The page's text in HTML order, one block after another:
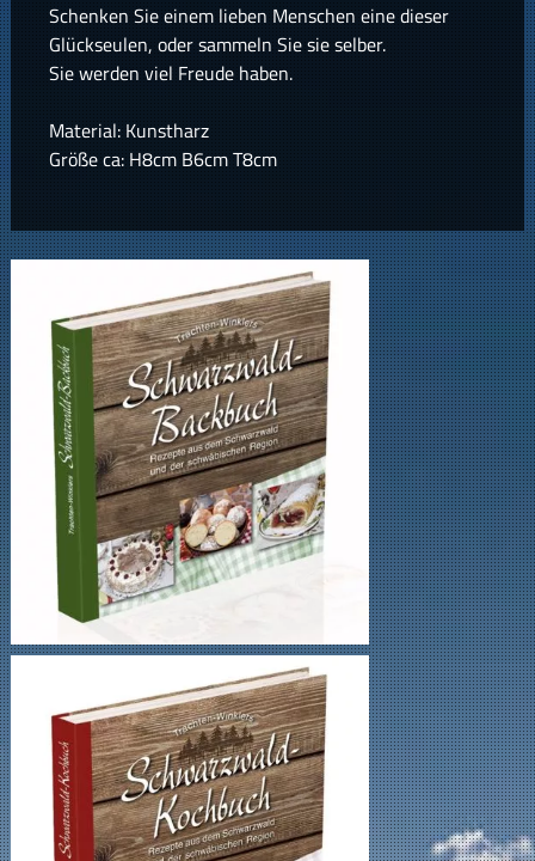
Schenken Sie einem lieben Menschen eine dieser
Glückseulen, oder sammeln Sie sie selber.
Sie werden viel Freude haben.
Material: Kunstharz
Größe ca: H8cm B6cm T8cm